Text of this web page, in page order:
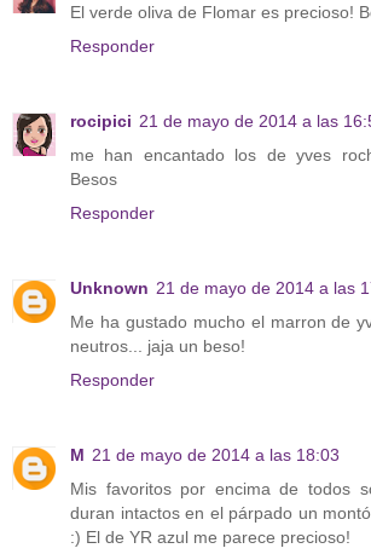
El verde oliva de Flomar es precioso!
Responder
rocipici 21 de mayo de 2014 a las
me han encantado los de yves
Besos
Responder
Unknown 21 de mayo de 2014 a las
Me ha gustado mucho el marron de
neutros... jaja un beso!
Responder
M 21 de mayo de 2014 a las 18:03
Mis favoritos por encima de todos
duran intactos en el párpado un
:) El de YR azul me parece precioso!